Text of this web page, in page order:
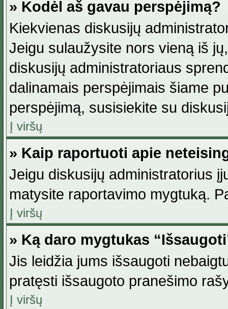
» Kodėl aš gavau perspėjimą?
Kiekvienas diskusijų
Jeigu sulaužysite nors vieną iš
diskusijų administratoriaus
dalinamais perspėjimais šiame
perspėjimą, susisiekite su
Į viršų
» Kaip raportuoti apie
Jeigu diskusijų administratorius
matysite raportavimo mygtuką.
Į viršų
» Ką daro mygtukas
Jis leidžia jums išsaugoti
pratęsti išsaugoto pranešimo
Į viršų